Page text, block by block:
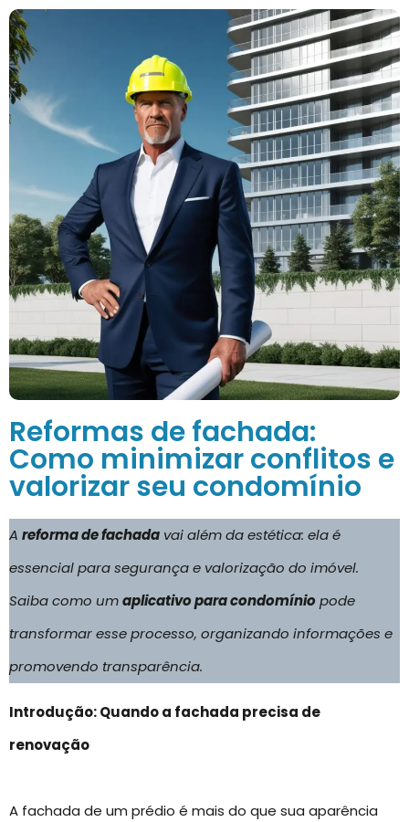
Reformas de fachada:
Como minimizar conflitos e
valorizar seu condomínio
A reforma de fachada vai além da estética: ela é
essencial para segurança e valorização do imóvel.
Saiba como umaplicativo para condomíniopode
transformar esse processo, organizando informações e
promovendo transparência.
Introdução: Quando a fachada precisa de
renovação
A fachada de um prédio é mais do que sua aparência